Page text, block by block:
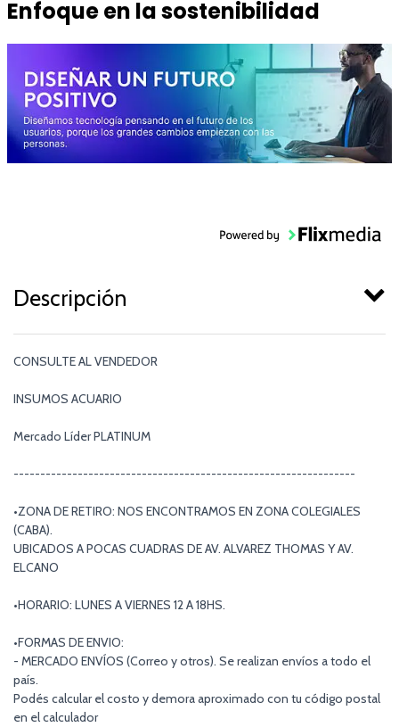
Enfoque en la sostenibilidad
Descripción
CONSULTE AL VENDEDOR
INSUMOS ACUARIO
Mercado Líder PLATINUM
----------------------------------------------------------------
•ZONA DE RETIRO: NOS ENCONTRAMOS EN ZONA COLEGIALES
(CABA).
UBICADOS A POCAS CUADRAS DE AV. ALVAREZ THOMAS Y AV.
ELCANO
•HORARIO: LUNES A VIERNES 12 A 18HS.
•FORMAS DE ENVIO:
- MERCADO ENVÍOS (Correo y otros). Se realizan envíos a todo el
país.
Podés calcular el costo y demora aproximado con tu código postal
en el calculador